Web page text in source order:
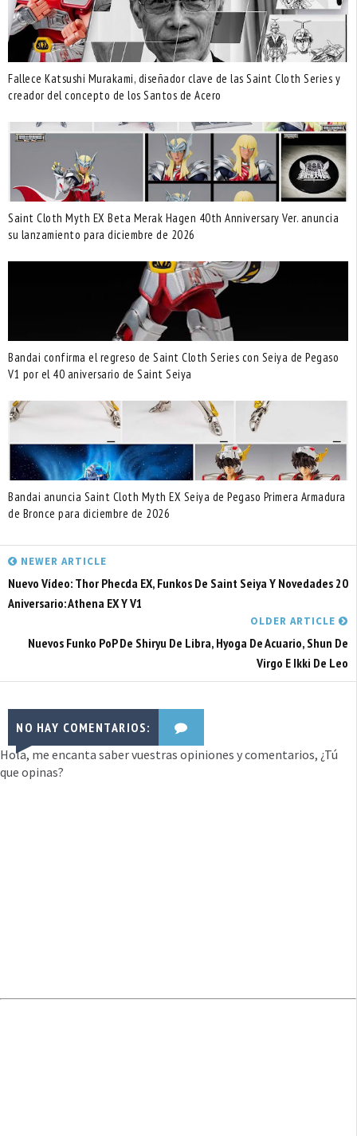
Fallece Katsushi Murakami, diseñador clave de las Saint Cloth Series y
creador del concepto de los Santos de Acero
Saint Cloth Myth EX Beta Merak Hagen 40th Anniversary Ver. anuncia
su lanzamiento para diciembre de 2026
Bandai confirma el regreso de Saint Cloth Series con Seiya de Pegaso
V1 por el 40 aniversario de Saint Seiya
Bandai anuncia Saint Cloth Myth EX Seiya de Pegaso Primera Armadura
de Bronce para diciembre de 2026
NEWER ARTICLE
Nuevo Vídeo: Thor Phecda EX, Funkos De Saint Seiya Y Novedades 20
Aniversario: Athena EX Y V1
OLDER ARTICLE
Nuevos Funko PoP De Shiryu De Libra, Hyoga De Acuario, Shun De
Virgo E Ikki De Leo
NO HAY COMENTARIOS:
Hola, me encanta saber vuestras opiniones y comentarios, ¿Tú
que opinas?